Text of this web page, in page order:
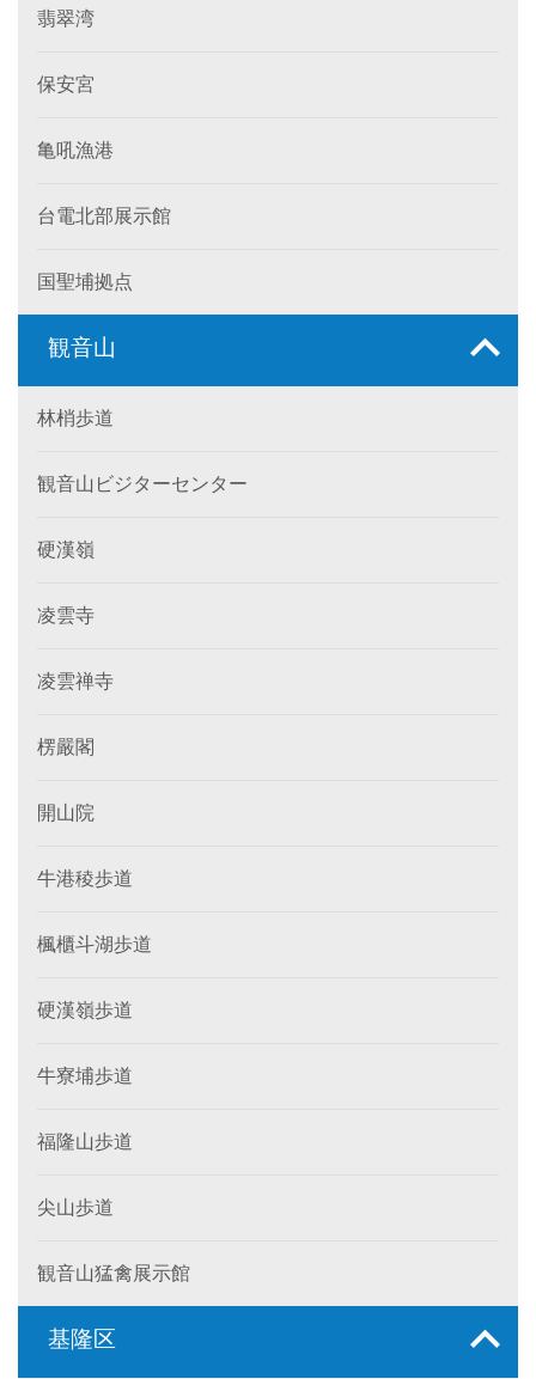
翡翠湾
保安宮
亀吼漁港
台電北部展示館
国聖埔拠点
観音山
林梢歩道
観音山ビジターセンター
硬漢嶺
凌雲寺
凌雲禅寺
楞嚴閣
開山院
牛港稜歩道
楓櫃斗湖歩道
硬漢嶺歩道
牛寮埔歩道
福隆山歩道
尖山歩道
観音山猛禽展示館
基隆区